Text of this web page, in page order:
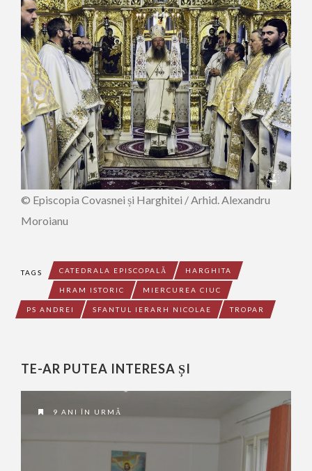
© Episcopia Covasnei și Harghitei / Arhid. Alexandru
Moroianu
TAGS CATEDRALA EPISCOPALĂ HARGHITA
HRAM ISTORIC MIERCUREA CIUC
PS ANDREI SFANTUL IERARH NICOLAE TROPAR
TE-AR PUTEA INTERESA ȘI
9 ANI ÎN URMĂ